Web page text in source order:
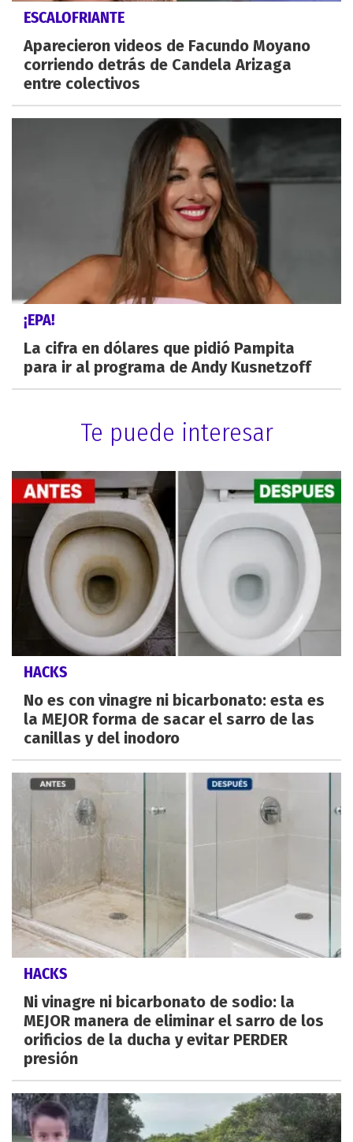
ESCALOFRIANTE
Aparecieron videos de Facundo Moyano
corriendo detrás de Candela Arizaga
entre colectivos
¡EPA!
La cifra en dólares que pidió Pampita
para ir al programa de Andy Kusnetzoff
Te puede interesar
HACKS
No es con vinagre ni bicarbonato: esta es
la MEJOR forma de sacar el sarro de las
canillas y del inodoro
HACKS
Ni vinagre ni bicarbonato de sodio: la
MEJOR manera de eliminar el sarro de los
orificios de la ducha y evitar PERDER
presión